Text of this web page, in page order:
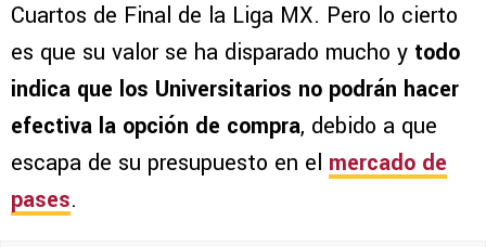
Cuartos de Final de la Liga MX. Pero lo cierto
es que su valor se ha disparado mucho y todo
indica que los Universitarios no podrán hacer
efectiva la opción de compra, debido a que
escapa de su presupuesto en el mercado de
pases.